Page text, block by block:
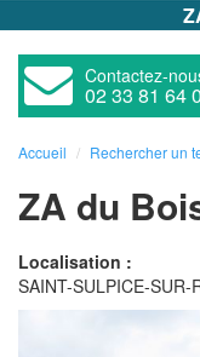
Contactez-
02 33 81 64
Accueil Rechercher un
ZA du
Localisation :
SAINT-SULPICE-SUR-